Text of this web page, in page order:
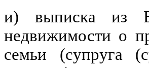
и) выписка из
недвижимости о
семьи (супруга